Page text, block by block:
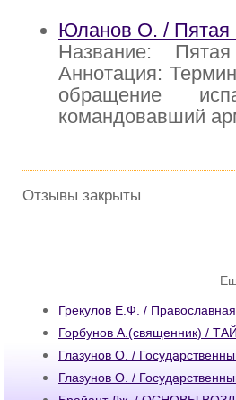
Юланов О. / Пятая
Название:
Аннотация:
обращение
командовавший
Отзывы закрыты
Грекулов Е.Ф. /
Горбунов А.(священник) /
Глазунов О. /
Глазунов О. /